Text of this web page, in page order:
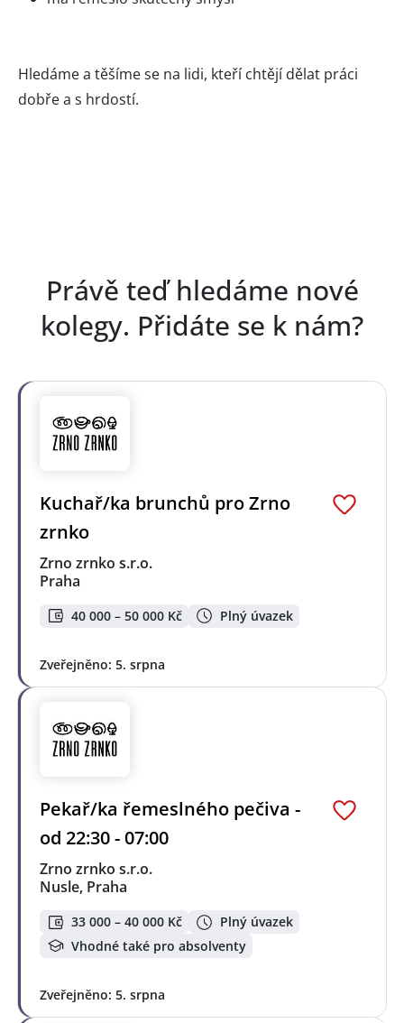
Hledáme a těšíme se na lidi, kteří chtějí dělat práci
dobře a s hrdostí.
Právě teď hledáme nové
kolegy. Přidáte se k nám?
Kuchař/ka brunchů pro Zrno
zrnko
Zrno zrnko s.r.o.
Praha
40 000 – 50 000 Kč Plný úvazek
Zveřejněno: 5. srpna
Pekař/ka řemeslného pečiva -
od 22:30 - 07:00
Zrno zrnko s.r.o.
Nusle, Praha
33 000 – 40 000 Kč
Plný úvazek
Vhodné také pro absolventy
Zveřejněno: 5. srpna